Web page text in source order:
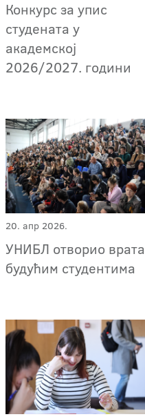
Конкурс за упис
студената у
академској
2026/2027. години
20. апр 2026.
УНИБЛ отворио врата
будућим студентима